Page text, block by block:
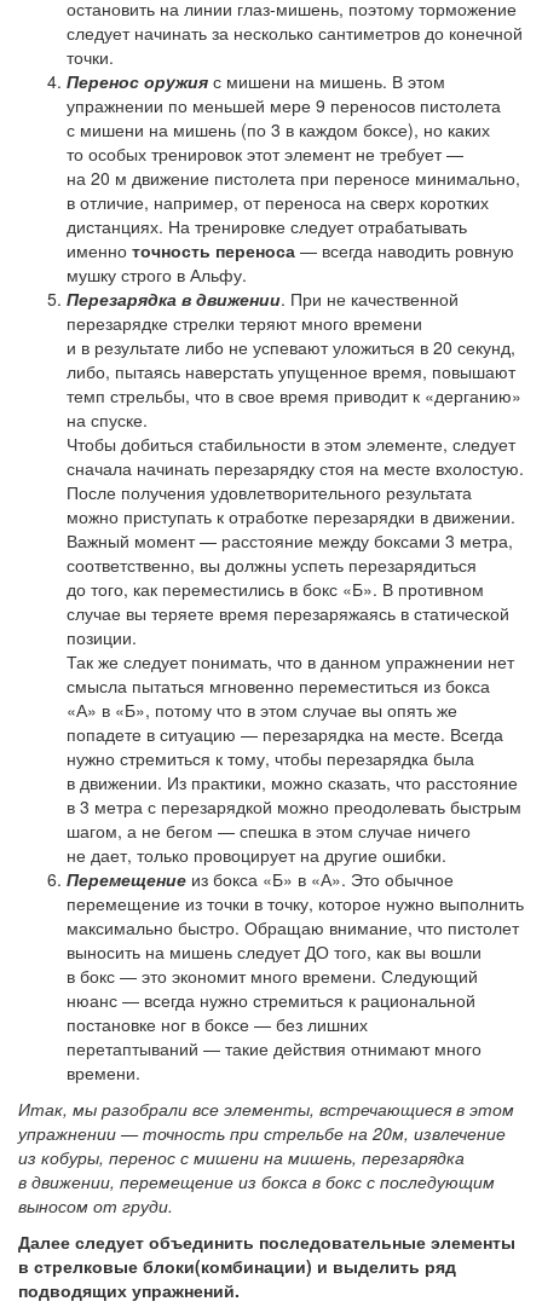
остановить на линии глаз-мишень, поэтому торможение
следует начинать за несколько сантиметров до конечной
точки.
Перенос оружия с мишени на мишень. В этом
упражнении по меньшей мере 9 переносов пистолета
с мишени на мишень (по 3 в каждом боксе), но каких
то особых тренировок этот элемент не требует —
на 20 м движение пистолета при переносе минимально,
в отличие, например, от переноса на сверх коротких
дистанциях. На тренировке следует отрабатывать
именно точность переноса — всегда наводить ровную
мушку строго в Альфу.
Перезарядка в движении. При не качественной
перезарядке стрелки теряют много времени
и в результате либо не успевают уложиться в 20 секунд,
либо, пытаясь наверстать упущенное время, повышают
темп стрельбы, что в свое время приводит к «дерганию»
на спуске.
Чтобы добиться стабильности в этом элементе, следует
сначала начинать перезарядку стоя на месте вхолостую.
После получения удовлетворительного результата
можно приступать к отработке перезарядки в движении.
Важный момент — расстояние между боксами 3 метра,
соответственно, вы должны успеть перезарядиться
до того, как переместились в бокс «Б». В противном
случае вы теряете время перезаряжаясь в статической
позиции.
Так же следует понимать, что в данном упражнении нет
смысла пытаться мгновенно переместиться из бокса
«А» в «Б», потому что в этом случае вы опять же
попадете в ситуацию — перезарядка на месте. Всегда
нужно стремиться к тому, чтобы перезарядка была
в движении. Из практики, можно сказать, что расстояние
в 3 метра с перезарядкой можно преодолевать быстрым
шагом, а не бегом — спешка в этом случае ничего
не дает, только провоцирует на другие ошибки.
Перемещение из бокса «Б» в «А». Это обычное
перемещение из точки в точку, которое нужно выполнить
максимально быстро. Обращаю внимание, что пистолет
выносить на мишень следует ДО того, как вы вошли
в бокс — это экономит много времени. Следующий
нюанс — всегда нужно стремиться к рациональной
постановке ног в боксе — без лишних
перетаптываний — такие действия отнимают много
времени.
Итак, мы разобрали все элементы, встречающиеся в этом
упражнении — точность при стрельбе на 20м, извлечение
из кобуры, перенос с мишени на мишень, перезарядка
в движении, перемещение из бокса в бокс с последующим
выносом от груди.
Далее следует объединить последовательные элементы
в стрелковые блоки(комбинации) и выделить ряд
подводящих упражнений.